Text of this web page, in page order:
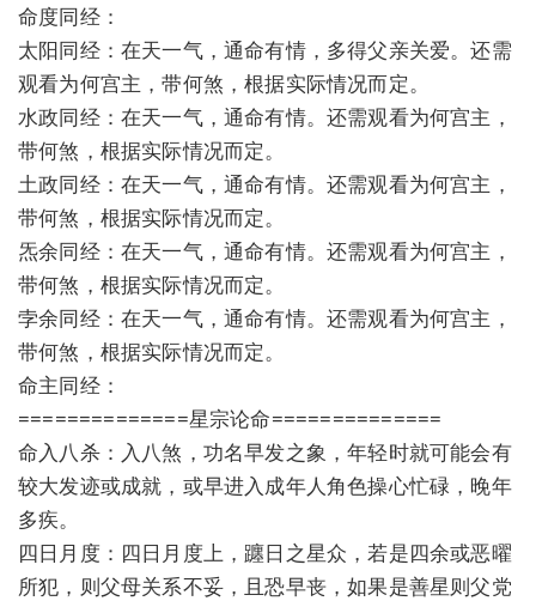
命度同经：
太阳同经：在天一气，通命有情，多得父亲关爱。还需
观看为何宫主，带何煞，根据实际情况而定。
水政同经：在天一气，通命有情。还需观看为何宫主，
带何煞，根据实际情况而定。
土政同经：在天一气，通命有情。还需观看为何宫主，
带何煞，根据实际情况而定。
炁余同经：在天一气，通命有情。还需观看为何宫主，
带何煞，根据实际情况而定。
孛余同经：在天一气，通命有情。还需观看为何宫主，
带何煞，根据实际情况而定。
命主同经：
==============星宗论命==============
命入八杀：入八煞，功名早发之象，年轻时就可能会有
较大发迹或成就，或早进入成年人角色操心忙碌，晚年
多疾。
四日月度：四日月度上，躔日之星众，若是四余或恶曜
所犯，则父母关系不妥，且恐早丧，如果是善星则父党